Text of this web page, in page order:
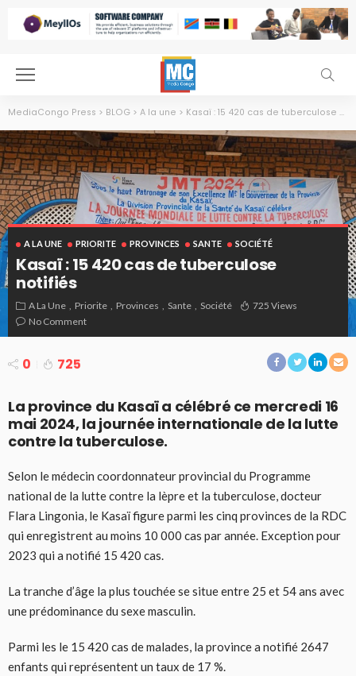
MediaCongo Press > BLOG > A la une > Kasaï : 15 420 cas de tuberculose notifiés
A LA UNE PRIORITE PROVINCES SANTE SOCIÉTÉ
Kasaï : 15 420 cas de tuberculose
notifiés
A La Une Priorite Provinces Sante Société
725 Views
No Comment
0 725
La province du Kasaï a célébré ce mercredi 16
mai 2024, la journée internationale de la lutte
contre la tuberculose.
Selon le médecin coordonnateur provincial du Programme
national de la lutte contre la lèpre et la tuberculose, docteur
Flara Lingonia, le Kasaï figure parmi les cinq provinces de la RDC
qui enregistrent au moins 10 000 cas par année. Exception pour
2023 qui a notifié 15 420 cas.
La tranche d’âge la plus touchée se situe entre 25 et 54 ans avec
une prédominance du sexe masculin.
Parmi les le 15 420 cas de malades, la province a notifié 2647
enfants qui représentent un taux de 17 %.